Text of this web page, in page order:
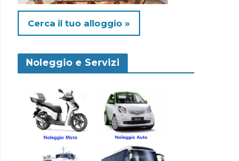
Cerca il tuo alloggio »
Noleggio e Servizi